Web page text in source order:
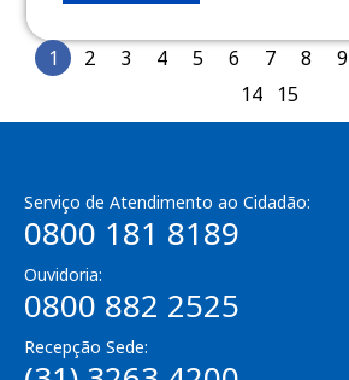
1 2 3 4 5 6 7 8 9
14
15
Serviço de Atendimento ao Cidadão:
0800 181 8189
Ouvidoria:
0800 882 2525
Recepção Sede: